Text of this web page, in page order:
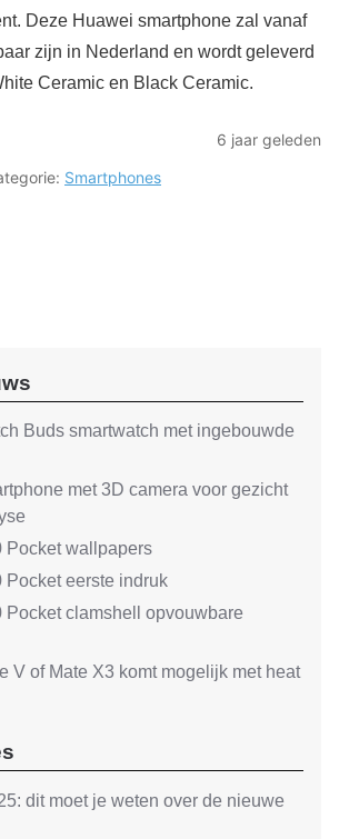
Deze Huawei smartphone zal vanaf
zijn in Nederland en wordt geleverd
Ceramic en Black Ceramic.
6 jaar geleden
Smartphones
Buds smartwatch met ingebouwde
met 3D camera voor gezicht
Pocket wallpapers
Pocket eerste indruk
Pocket clamshell opvouwbare
V of Mate X3 komt mogelijk met heat
dit moet je weten over de nieuwe